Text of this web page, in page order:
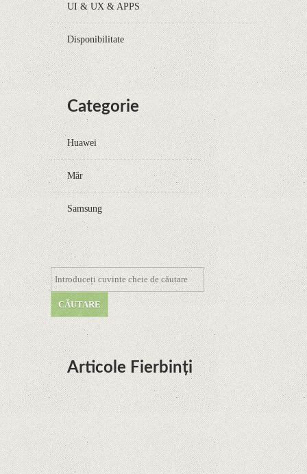
UI & UX & APPS
Disponibilitate
Categorie
Huawei
Măr
Samsung
Articole Fierbinți
Dota Anime venind la Netflix în această lună de
la Legenda Korra Studio Mir
Curtea Supremă reglementează în favoarea